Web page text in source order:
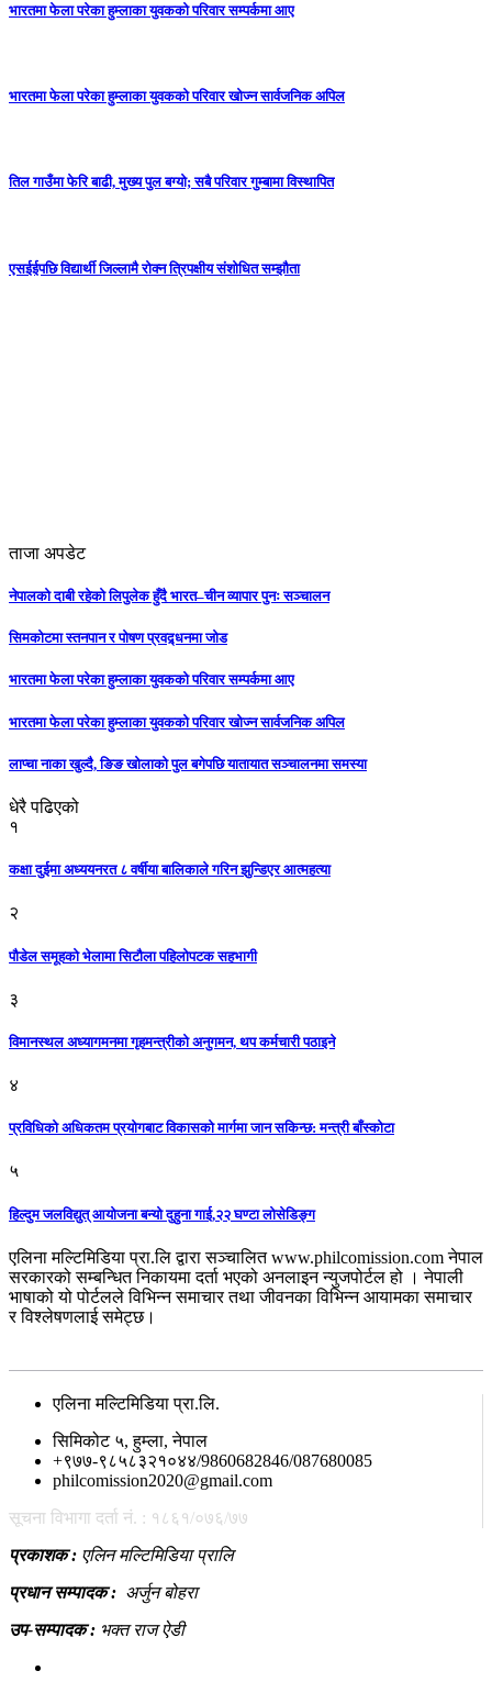
भारतमा फेला परेका हुम्लाका युवकको परिवार सम्पर्कमा आए
भारतमा फेला परेका हुम्लाका युवकको परिवार खोज्न सार्वजनिक अपिल
तिल गाउँमा फेरि बाढी, मुख्य पुल बग्यो; सबै परिवार गुम्बामा विस्थापित
एसईईपछि विद्यार्थी जिल्लामै रोक्न त्रिपक्षीय संशोधित सम्झौता
ताजा अपडेट
नेपालको दाबी रहेको लिपुलेक हुँदै भारत–चीन व्यापार पुनः सञ्चालन
सिमकोटमा स्तनपान र पोषण प्रवद्र्धनमा जोड
भारतमा फेला परेका हुम्लाका युवकको परिवार सम्पर्कमा आए
भारतमा फेला परेका हुम्लाका युवकको परिवार खोज्न सार्वजनिक अपिल
लाप्चा नाका खुल्दै, ङिङ खोलाको पुल बगेपछि यातायात सञ्चालनमा समस्या
धेरै पढिएको
१
कक्षा दुईमा अध्ययनरत ८ वर्षीया बालिकाले गरिन झुन्डिएर आत्महत्या
२
पौडेल समूहको भेलामा सिटौला पहिलोपटक सहभागी
३
विमानस्थल अध्यागमनमा गृहमन्त्रीको अनुगमन, थप कर्मचारी पठाइने
४
प्रविधिको अधिकतम प्रयोगबाट विकासको मार्गमा जान सकिन्छ: मन्त्री बाँस्कोटा
५
हिल्दुम जलविद्युत् आयोजना बन्यो दुहुना गाई,२२ घण्टा लोसेडिङ्ग
एलिना मल्टिमिडिया प्रा.लि द्वारा सञ्चालित www.philcomission.com नेपाल
सरकारको सम्बन्धित निकायमा दर्ता भएको अनलाइन न्युजपोर्टल हो । नेपाली
भाषाको यो पोर्टलले विभिन्न समाचार तथा जीवनका विभिन्न आयामका समाचार
र विश्लेषणलाई समेट्छ।
एलिना मल्टिमिडिया प्रा.लि.
सिमिकोट ५, हुम्ला, नेपाल
+९७७-९८५८३२१०४४/9860682846/087680085
philcomission2020@gmail.com
सूचना विभागा दर्ता नं. : १८६१/०७६/७७
प्रकाशक : एलिन मल्टिमिडिया प्रालि
प्रधान सम्पादक : अर्जुन बोहरा
उप-सम्पादक : भक्त राज ऐडी